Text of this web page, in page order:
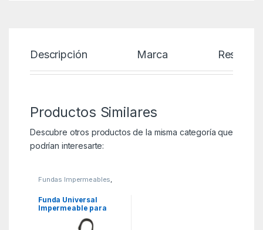
Descripción Marca Reseñas
Productos Similares
Descubre otros productos de la misma categoría que
podrían interesarte:
Fundas Impermeables
Fundas y Protectores
Funda Universal
Impermeable para
Smartphone Tech One
Tech TEC2850/ Hasta